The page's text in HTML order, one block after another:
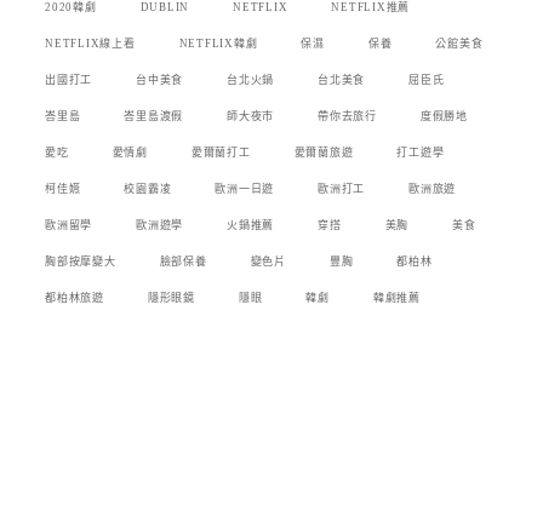
2020韓劇 DUBLIN NETFLIX NETFLIX推薦
NETFLIX線上看 NETFLIX韓劇 保濕 保養 公館美食
出國打工 台中美食 台北火鍋 台北美食 屈臣氏
峇里島 峇里島渡假 師大夜市 帶你去旅行 度假勝地
愛吃 愛情劇 愛爾蘭打工 愛爾蘭旅遊 打工遊學
柯佳嬿 校園霸凌 歐洲一日遊 歐洲打工 歐洲旅遊
歐洲留學 歐洲遊學 火鍋推薦 穿搭 美胸 美食
胸部按摩變大 臉部保養 變色片 豐胸 都柏林
都柏林旅遊 隱形眼鏡 隱眼 韓劇 韓劇推薦